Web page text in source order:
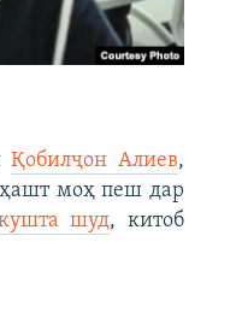
Қобилҷон Алиев,
ҳашт моҳ пеш дар
шуд, китоб